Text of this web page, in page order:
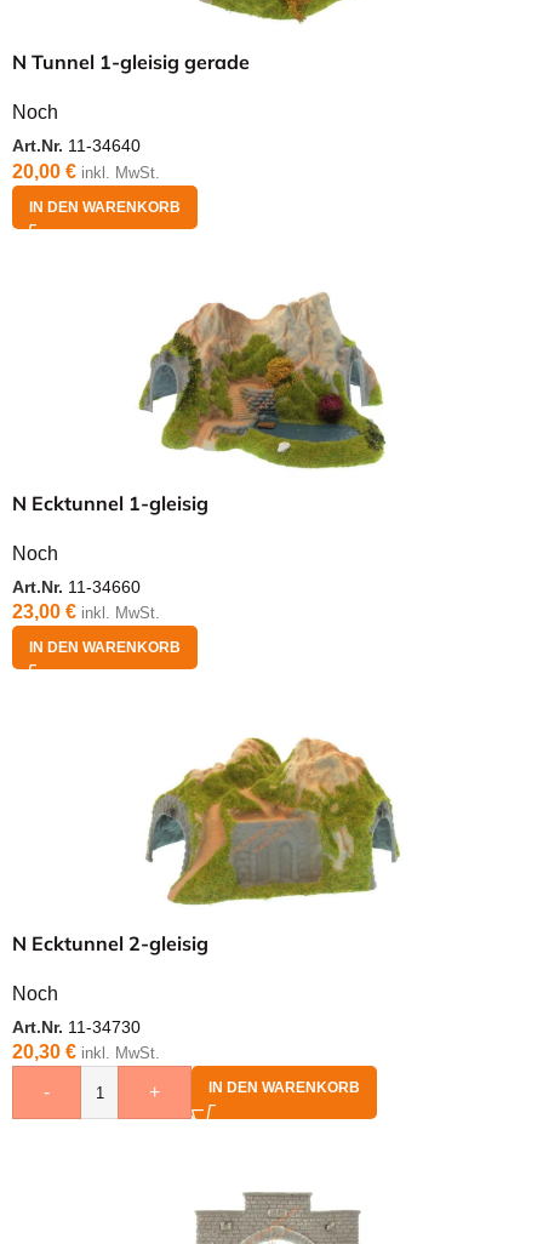
N Tunnel 1-gleisig gerade
Noch
Art.Nr. 11-34640
20,00 € inkl. MwSt.
IN DEN WARENKORB
N Ecktunnel 1-gleisig
Noch
Art.Nr. 11-34660
23,00 € inkl. MwSt.
IN DEN WARENKORB
N Ecktunnel 2-gleisig
Noch
Art.Nr. 11-34730
20,30 € inkl. MwSt.
- + IN DEN WARENKORB